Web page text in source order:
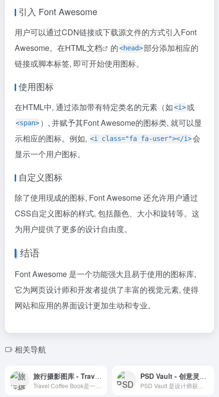
引入 Font Awesome
用户可以通过CDN链接或下载源文件的方式引入Font
Awesome。在HTML文档 的<head>部分添加相应的
链接或脚本标签, 即可开始使用图标。
使用图标
在HTML中, 通过添加带有特定类名的元素（如<i>或
<span> ）, 并赋予其Font Awesome的图标类, 就可以显
示相应的图标。例如, <i class="fa fa-user"></i>会
显示一个用户图标。
自定义图标
除了使用现成的图标, Font Awesome 还允许用户通过
CSS自定义图标的样式, 包括颜色、大小和旋转等。这
为用户提供了更多的设计自由度。
结语
Font Awesome 是一个功能强大且易于使用的图标库,
它为网页设计师和开发者提供了丰富的视觉元素, 使得
网站和应用的界面设计更加生动和专业。
相关导航
旅行摄影图库 - Travel Coffee Book PSD Vault - 创意灵感与教程提高的宝库